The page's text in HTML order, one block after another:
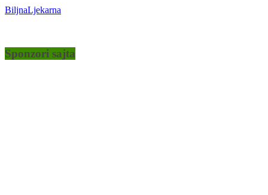
BiljnaLjekarna
Sponzori sajta